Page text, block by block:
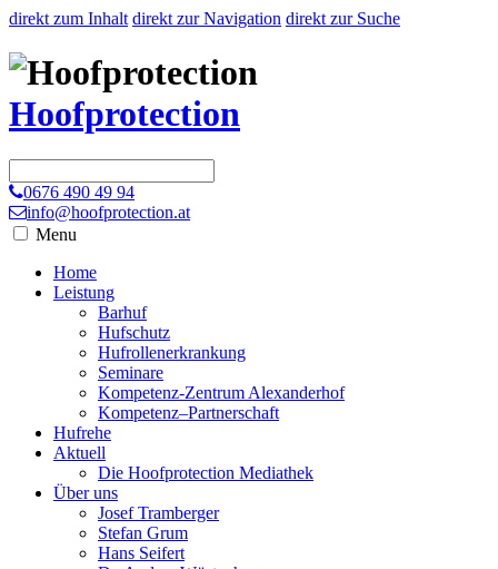
direkt zum Inhalt direkt zur Navigation direkt zur Suche
Hoofprotection
0676 490 49 94
info@hoofprotection.at
Menu
Home
Leistung
Barhuf
Hufschutz
Hufrollenerkrankung
Seminare
Kompetenz-Zentrum Alexanderhof
Kompetenz–Partnerschaft
Hufrehe
Aktuell
Die Hoofprotection Mediathek
Über uns
Josef Tramberger
Stefan Grum
Hans Seifert